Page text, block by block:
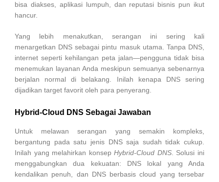
bisa diakses, aplikasi lumpuh, dan reputasi bisnis pun ikut
hancur.
Yang lebih menakutkan, serangan ini sering kali
menargetkan DNS sebagai pintu masuk utama. Tanpa DNS,
internet seperti kehilangan peta jalan—pengguna tidak bisa
menemukan layanan Anda meskipun semuanya sebenarnya
berjalan normal di belakang. Inilah kenapa DNS sering
dijadikan target favorit oleh para penyerang.
Hybrid-Cloud DNS Sebagai Jawaban
Untuk melawan serangan yang semakin kompleks,
bergantung pada satu jenis DNS saja sudah tidak cukup.
Inilah yang melahirkan konsepHybrid-Cloud DNS. Solusi ini
menggabungkan dua kekuatan: DNS lokal yang Anda
kendalikan penuh, dan DNS berbasis cloud yang tersebar